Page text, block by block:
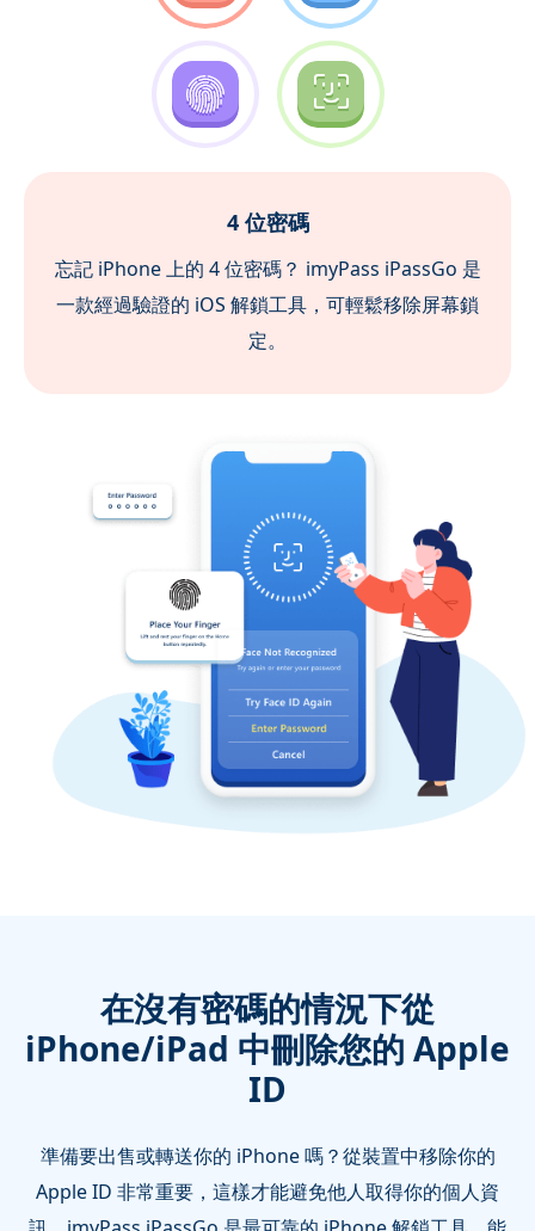
6 位密碼
無論您是忘記密碼還是屏幕設備損壞，我們的
iPhone 解鎖器都能提供解鎖 6 位密碼的最佳解決方
案。
在沒有密碼的情況下從
iPhone/iPad 中刪除您的 Apple
ID
準備要出售或轉送你的 iPhone 嗎？從裝置中移除你的
Apple ID 非常重要，這樣才能避免他人取得你的個人資